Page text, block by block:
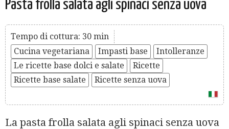
Pasta frolla salata agli spinaci senza uova
Tempo di cottura: 30 min
Cucina vegetariana
Impasti base
Intolleranze
Le ricette base dolci e salate
Ricette
Ricette base salate
Ricette senza uova
La pasta frolla salata agli spinaci senza uova